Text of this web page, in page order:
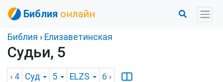
Библия онлайн
Библия › Елизаветинская
Судьи, 5
‹ 4 Суд 5 ELZS 6 ›